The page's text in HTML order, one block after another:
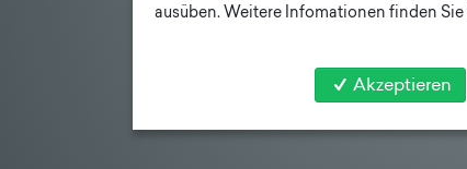
ausüben. Weitere Infomationen finden Sie
Akzeptieren